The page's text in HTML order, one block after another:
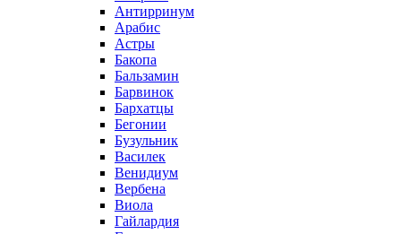
Антирринум
Арабис
Астры
Бакопа
Бальзамин
Барвинок
Бархатцы
Бегонии
Бузульник
Василек
Венидиум
Вербена
Виола
Гайлардия